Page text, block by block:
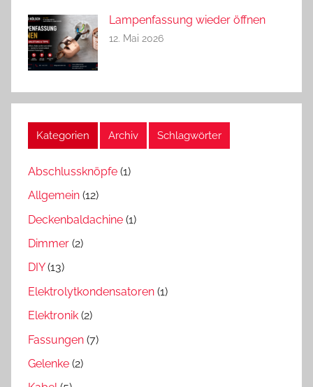
Lampenfassung wieder öffnen
12. Mai 2026
Kategorien Archiv Schlagwörter
Abschlussknöpfe (1)
Allgemein (12)
Deckenbaldachine (1)
Dimmer (2)
DIY(13)
Elektrolytkondensatoren (1)
Elektronik (2)
Fassungen (7)
Gelenke (2)